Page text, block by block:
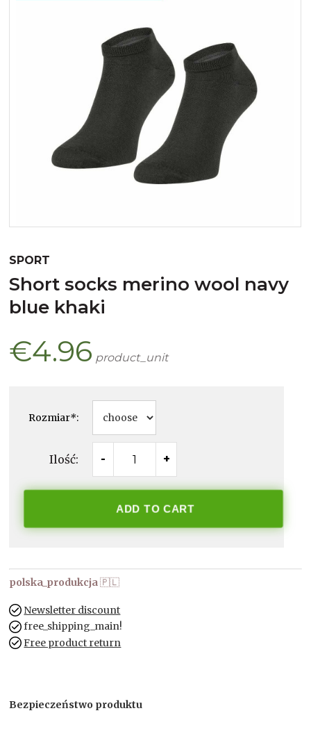
SPORT
short socks merino wool navy
blue khaki
€4.96 product_unit
Rozmiar*:
Ilość: - +
ADD TO CART
polska_produkcja🇵🇱
Newsletter discount
free_shipping_main!
Free product return
Bezpieczeństwo produktu